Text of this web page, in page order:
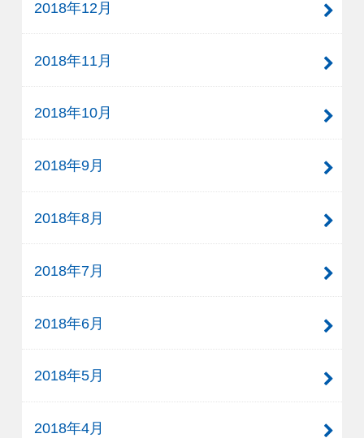
2018年12月
2018年11月
2018年10月
2018年9月
2018年8月
2018年7月
2018年6月
2018年5月
2018年4月